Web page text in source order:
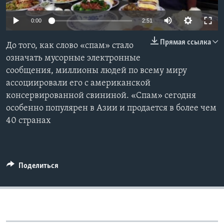
Learning English
СОЦИАЛЬНЫЕ СЕТИ
Языки
0:00 2:51
Прямая ссылка
До того, как слово «спам» стало
означать мусорные электронные
сообщения, миллионы людей по всему миру
ассоциировали его с американской
консервированной свининой. «Спам» сегодня
особенно популярен в Азии и продается в более чем
40 странах
Поделиться